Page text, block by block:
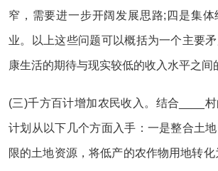
窄，需要进一步开阔发展思路;四是集
业。以上这些问题可以概括为一个主要
康生活的期待与现实较低的收入水平之间
(三)千方百计增加农民收入。结合____
计划从以下几个方面入手：一是整合土
限的土地资源，将低产的农作物用地转